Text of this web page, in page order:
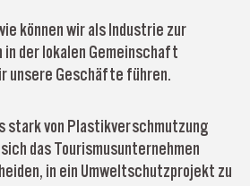
können wir als Industrie zur
in der lokalen Gemeinschaft
unsere Geschäfte führen.
stark von Plastikverschmutzung
das Tourismusunternehmen
in ein Umweltschutzprojekt zu